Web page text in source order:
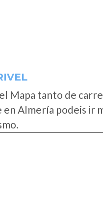
Mapa tanto de
Almería podeis ir